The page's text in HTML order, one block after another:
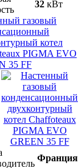
32 кВт
газовый
котел
PIGMA EVO
35 FF
Франция